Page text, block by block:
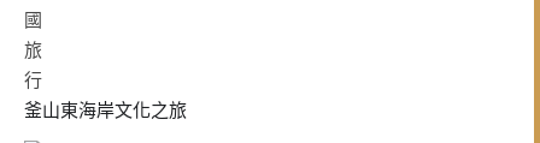
釜山東海岸文化之旅